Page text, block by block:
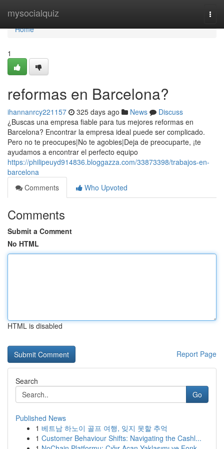
mysocialquiz
Home
Home
1
reformas en Barcelona?
ihannanrcy221157 325 days ago News
Discuss
¿Buscas una empresa fiable para tus mejores reformas en
Barcelona? Encontrar la empresa ideal puede ser complicado.
Pero no te preocupes|No te agobies|Deja de preocuparte, ¡te
ayudamos a encontrar el perfecto equipo
https://philipeuyd914836.bloggazza.com/33873398/trabajos-en-
barcelona
Comments
Who Upvoted
Comments
Submit a Comment
No HTML
HTML is disabled
Report Page
Search
Go
Published News
1 베트남 하노이 골프 여행, 잊지 못할 추억
1 Customer Behaviour Shifts: Navigating the Cashl...